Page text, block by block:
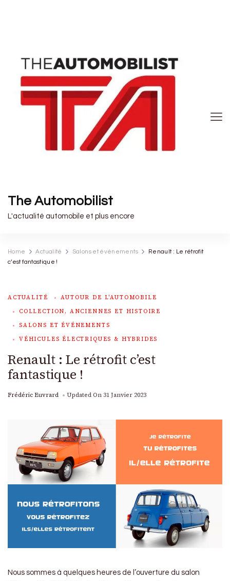
The Automobilist
L'actualité automobile et plus encore
Home Actualité Salons et événements
Renault : Le rétrofit
c’est fantastique !
ACTUALITÉ
AUTOUR DE L'AUTOMOBILE
COLLECTION, ANCIENNES ET HISTOIRE
SALONS ET ÉVÉNEMENTS
VÉHICULES ÉLECTRIQUES & HYBRIDES
Renault : Le rétrofit c’est
fantastique !
Frédéric Euvrard Updated On 31 Janvier 2023
Nous sommes à quelques heures de l’ouverture du salon